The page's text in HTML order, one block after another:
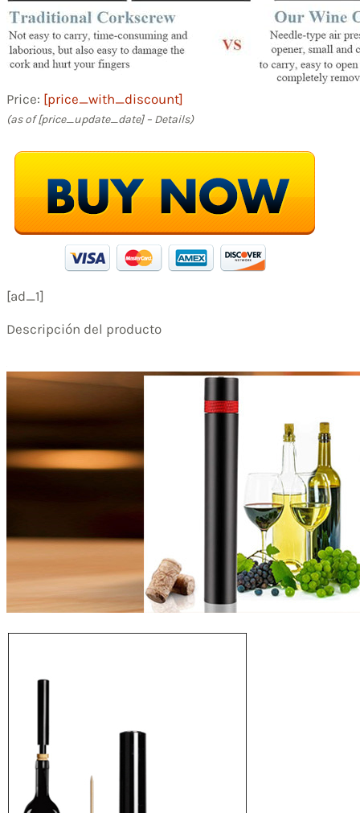
Price: [price_with_discount]
(as of [price_update_date] – Details)
[ad_1]
Descripción del producto